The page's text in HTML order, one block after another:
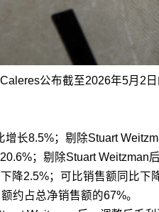
公布截至2026年5月2
长8.5%；剔除Stuart
；剔除Stuart Weitzman
降2.5%；可比销售额同比下
约占总净销售额的67%。